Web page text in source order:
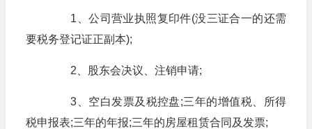
1、公司营业执照复印件(没三证合一的还需
要税务登记证正副本);
2、股东会决议、注销申请;
3、空白发票及税控盘;三年的增值税、所得
税申报表;三年的年报;三年的房屋租赁合同及发票;